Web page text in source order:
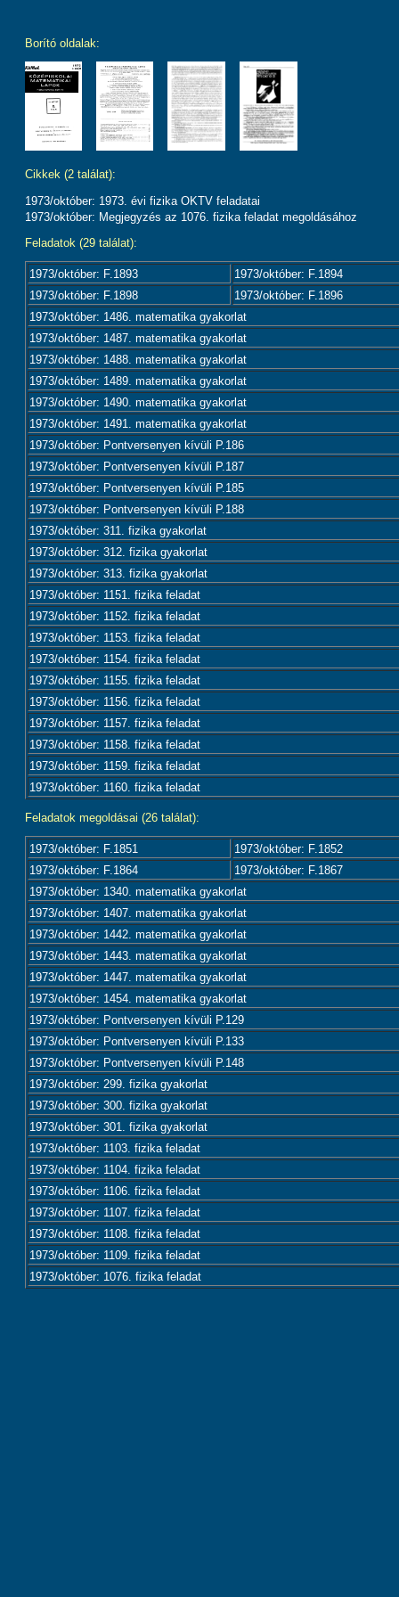
Borító oldalak:
Cikkek (2 találat):
1973/október: 1973. évi fizika OKTV feladatai
1973/október: Megjegyzés az 1076. fizika feladat megoldásához
Feladatok (29 találat):
1973/október: F.1893
1973/október: F.1894
1973/október: F.1898
1973/október: F.1896
1973/október: 1486. matematika gyakorlat
1973/október: 1487. matematika gyakorlat
1973/október: 1488. matematika gyakorlat
1973/október: 1489. matematika gyakorlat
1973/október: 1490. matematika gyakorlat
1973/október: 1491. matematika gyakorlat
1973/október: Pontversenyen kívüli P.186
1973/október: Pontversenyen kívüli P.187
1973/október: Pontversenyen kívüli P.185
1973/október: Pontversenyen kívüli P.188
1973/október: 311. fizika gyakorlat
1973/október: 312. fizika gyakorlat
1973/október: 313. fizika gyakorlat
1973/október: 1151. fizika feladat
1973/október: 1152. fizika feladat
1973/október: 1153. fizika feladat
1973/október: 1154. fizika feladat
1973/október: 1155. fizika feladat
1973/október: 1156. fizika feladat
1973/október: 1157. fizika feladat
1973/október: 1158. fizika feladat
1973/október: 1159. fizika feladat
1973/október: 1160. fizika feladat
Feladatok megoldásai (26 találat):
1973/október: F.1851
1973/október: F.1852
1973/október: F.1864
1973/október: F.1867
1973/október: 1340. matematika gyakorlat
1973/október: 1407. matematika gyakorlat
1973/október: 1442. matematika gyakorlat
1973/október: 1443. matematika gyakorlat
1973/október: 1447. matematika gyakorlat
1973/október: 1454. matematika gyakorlat
1973/október: Pontversenyen kívüli P.129
1973/október: Pontversenyen kívüli P.133
1973/október: Pontversenyen kívüli P.148
1973/október: 299. fizika gyakorlat
1973/október: 300. fizika gyakorlat
1973/október: 301. fizika gyakorlat
1973/október: 1103. fizika feladat
1973/október: 1104. fizika feladat
1973/október: 1106. fizika feladat
1973/október: 1107. fizika feladat
1973/október: 1108. fizika feladat
1973/október: 1109. fizika feladat
1973/október: 1076. fizika feladat